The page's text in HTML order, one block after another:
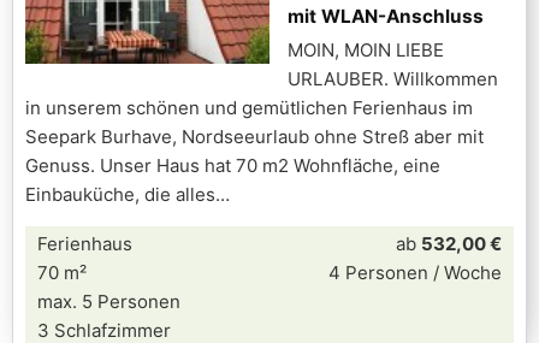
mit WLAN-Anschluss
MOIN, MOIN LIEBE
URLAUBER. Willkommen
in unserem schönen und gemütlichen Ferienhaus im
Seepark Burhave, Nordseeurlaub ohne Streß aber mit
Genuss. Unser Haus hat 70 m2 Wohnfläche, eine
Einbauküche, die alles
Ferienhaus
70 m²
max. 5 Personen
3 Schlafzimmer
ab 532,00 €
4 Personen / Woche